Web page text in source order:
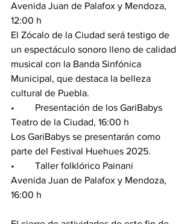
Avenida Juan de Palafox y Mendoza,
12:00 h
El Zócalo de la Ciudad será testigo de
un espectáculo sonoro lleno de calidad
musical con la Banda Sinfónica
Municipal, que destaca la belleza
cultural de Puebla.
•	Presentación de los GariBabys
Teatro de la Ciudad, 16:00 h
Los GariBabys se presentarán como
parte del Festival Huehues 2025.
•	Taller folklórico Painani
Avenida Juan de Palafox y Mendoza,
16:00 h